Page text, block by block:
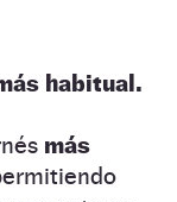
habitual.
más